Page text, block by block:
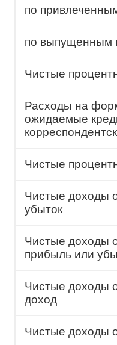
по
по выпущенным
Чистые
Расходы на
ожидаемые
Чистые
Чистые доходы
убыток
Чистые доходы
прибыль или
Чистые доходы
доход
Чистые доходы